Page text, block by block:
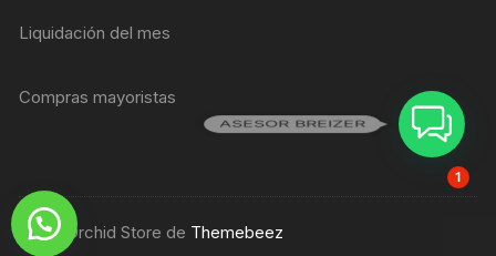
Liquidación del mes
Compras mayoristas
Tema Orchid Store de Themebeez
ASESOR BREIZER
1